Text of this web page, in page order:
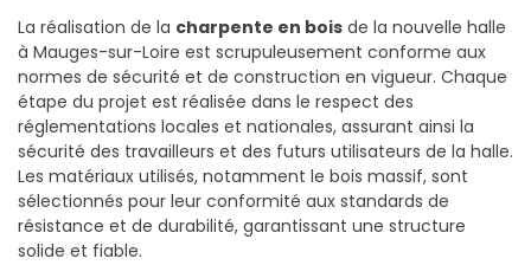
La réalisation de la charpente en bois de la nouvelle halle
à Mauges-sur-Loire est scrupuleusement conforme aux
normes de sécurité et de construction en vigueur. Chaque
étape du projet est réalisée dans le respect des
réglementations locales et nationales, assurant ainsi la
sécurité des travailleurs et des futurs utilisateurs de la halle.
Les matériaux utilisés, notamment le bois massif, sont
sélectionnés pour leur conformité aux standards de
résistance et de durabilité, garantissant une structure
solide et fiable.